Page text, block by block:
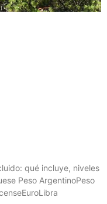
qué incluye, niveles
Peso ArgentinoPeso